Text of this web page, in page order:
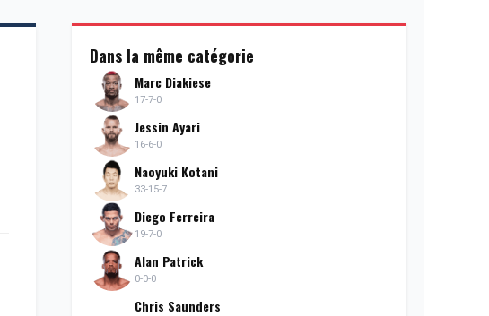
Dans la même catégorie
Marc Diakiese
17-7-0
Jessin Ayari
16-6-0
Naoyuki Kotani
33-15-7
Diego Ferreira
19-7-0
Alan Patrick
0-0-0
Chris Saunders